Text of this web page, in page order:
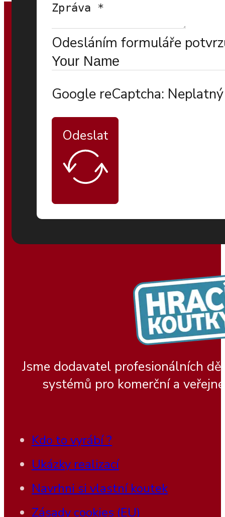
Odesláním formuláře
Google reCaptcha:
Odeslat
Jsme dodavatel profesionálních
systémů pro komerční a
Kdo to vyrábí ?
Ukázky realizací
Navrhni si vlastní koutek
Zásady cookies (EU)